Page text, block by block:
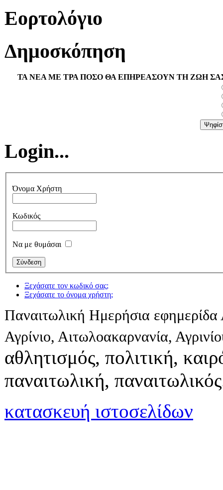
Εορτολόγιο
Δημοσκόπηση
ΤΑ ΝΕΑ ΜΕ ΤΡΑ ΠΟΣΟ ΘΑ ΕΠΗΡΕΑΣΟΥΝ ΤΗ ΖΩΗ
Login...
Όνομα Χρήστη
Κωδικός
Να με θυμάσαι
Ξεχάσατε τον κωδικό σας;
Ξεχάσατε το όνομα χρήστη;
Παναιτωλική Ημερήσια εφημερίδα
Αγρίνιο, Αιτωλοακαρνανία,
αθλητισμός, πολιτική,
παναιτωλική,
κατασκευή ιστοσελίδων